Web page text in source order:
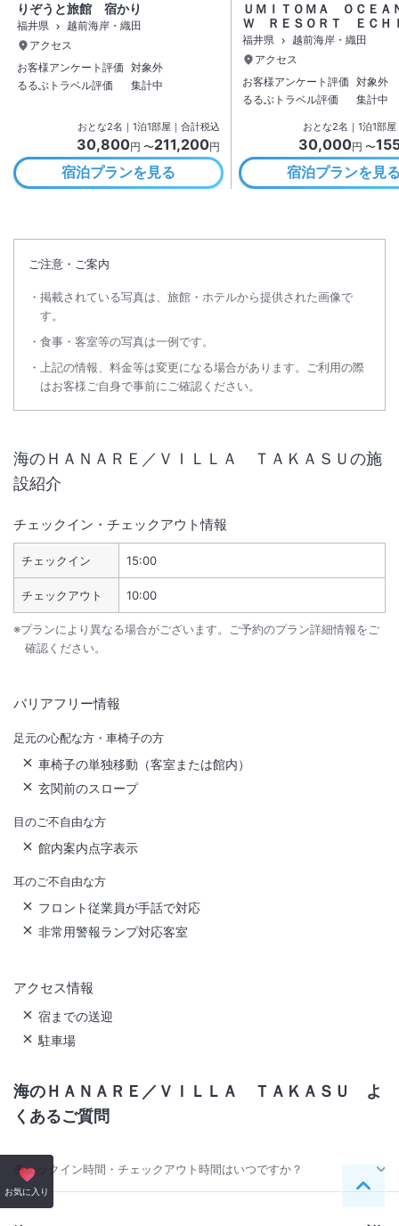
りぞうと旅館 宿かり
福井県
越前海岸・織田
アクセス
お客様アンケート評価 対象外
るるぶトラベル評価
集計中
おとな2名 ｜ 1泊1部屋｜合計税込
30,800円 〜211,200円
宿泊プランを見る
ＵＭＩＴＯＭＡ ＯＣＥＡ
Ｗ ＲＥＳＯＲＴ ＥＣＨ
福井県
越前海岸・織田
アクセス
お客様アンケート評価 対象外
るるぶトラベル評価
集計中
おとな2名 ｜ 1泊1部屋
30,000円 〜
宿泊プランを見
ご注意・ご案内
掲載されている写真は、旅館・ホテルから提供された画像で
す。
食事・客室等の写真は一例です。
上記の情報、料金等は変更になる場合があります。ご利用の際
はお客様ご自身で事前にご確認ください。
海のＨＡＮＡＲＥ／ＶＩＬＬＡ ＴＡＫＡＳＵの施
設紹介
チェックイン・チェックアウト情報
チェックイン 15:00
チェックアウト 10:00
※プランにより異なる場合がございます。ご予約のプラン詳細情報をご
確認ください。
バリアフリー情報
足元の心配な方・車椅子の方
車椅子の単独移動（客室または館内）
玄関前のスロープ
目のご不自由な方
館内案内点字表示
耳のご不自由な方
フロント従業員が手話で対応
非常用警報ランプ対応客室
アクセス情報
宿までの送迎
駐車場
お気に入り ペー
海のＨＡＮＡＲＥ／ＶＩＬＬＡ ＴＡＫＡＳＵ
よ
くあるご質問
チェックイン時間・チェックアウト時間はいつですか？